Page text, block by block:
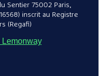
Sentier 75002 Paris,
inscrit au Registre
(Regafi)
Lemonway